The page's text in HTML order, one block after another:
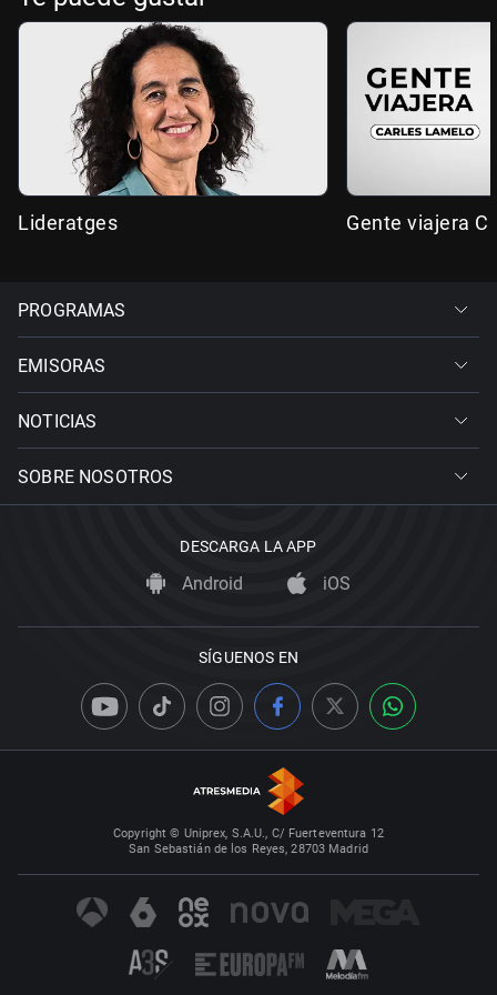
Lideratges Gente viajera
PROGRAMAS
EMISORAS
NOTICIAS
SOBRE NOSOTROS
DESCARGA LA APP
Android iOS
SÍGUENOS EN
Copyright © Uniprex, S.A.U., C/ Fuerteventura 12
San Sebastián de los Reyes, 28703 Madrid